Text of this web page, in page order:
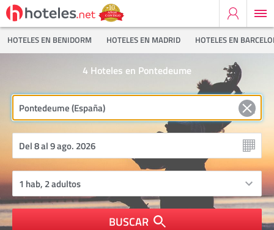
HOTELES EN BENIDORM HOTELES EN MADRID HOTELES EN
Hoteles en Pontedeume
4
BUSCAR